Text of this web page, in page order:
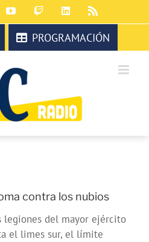
YouTubeTwitchLinkedIn
PROGRAMACIÓN
contra los nubios
legiones del mayor ejército
el limes sur, el límite